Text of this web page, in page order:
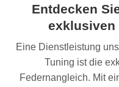
Entdecken
exklusiven
Eine Dienstleistung
Tuning ist die
Federnangleich. Mit